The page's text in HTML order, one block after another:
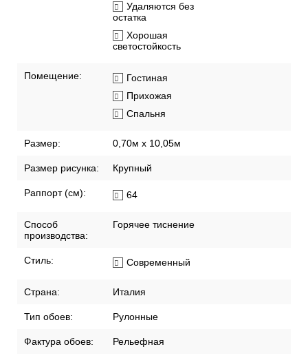
Удаляются без
остатка
Хорошая
светостойкость
Помещение:
Гостиная
Прихожая
Спальня
Размер: 0,70м x 10,05м
Размер рисунка: Крупный
Раппорт (см): 64
Способ
производства:
Горячее тиснение
Стиль: Современный
Страна: Италия
Тип обоев: Рулонные
Фактура обоев: Рельефная